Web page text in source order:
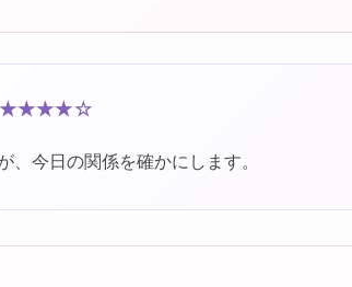
★★★★☆
、今日の関係を確かにします。